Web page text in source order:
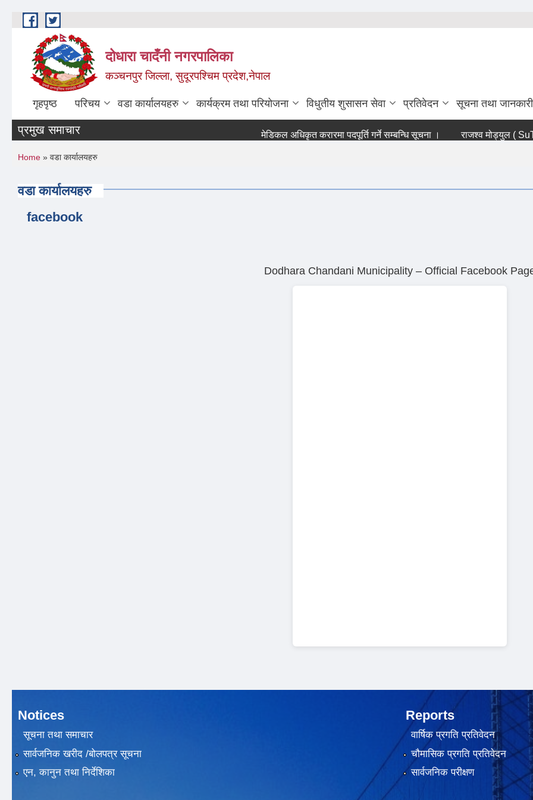
Skip to main content
दोधारा चादँनी नगरपालिका
कञ्चनपुर जिल्ला, सुदूरपश्चिम प्रदेश,नेपाल
गृहपृष्ठ परिचय वडा कार्यालयहरु कार्यक्रम तथा परियोजना विधुतीय शुसासन सेवा प्रतिवेदन सूचना तथा जानकारी
प्रमुख समाचार मेडिकल अधिकृत करारमा पदपूर्ति गर्ने सम्बन्धि सूचना । राजश्व मोड्युल (
You are here
Home » वडा कार्यालयहरु
वडा कार्यालयहरु
facebook
Dodhara Chandani Municipality – Official Facebook
Notices
सूचना तथा समाचार
सार्वजनिक खरीद /बोलपत्र सूचना
एन, कानुन तथा निर्देशिका
Reports
वार्षिक प्रगति प्रतिवेदन
चौमासिक प्रगति प्रतिवेदन
सार्वजनिक परीक्षण